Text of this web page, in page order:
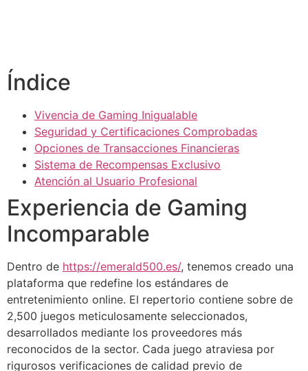
panel
panel
panel
panel
panel
panel
panel
panel
panel
panel
Índice
Vivencia de Gaming Inigualable
Seguridad y Certificaciones Comprobadas
Opciones de Transacciones Financieras
Sistema de Recompensas Exclusivo
Atención al Usuario Profesional
Experiencia de Gaming
Incomparable
Dentro de https://emerald500.es/, tenemos creado una
plataforma que redefine los estándares de
entretenimiento online. El repertorio contiene sobre de
2,500 juegos meticulosamente seleccionados,
desarrollados mediante los proveedores más
reconocidos de la sector. Cada juego atraviesa por
rigurosos verificaciones de calidad previo de